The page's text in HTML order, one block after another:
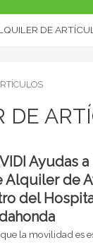
DE
DE
Ayudas a
Alquiler de
del
la movilidad es